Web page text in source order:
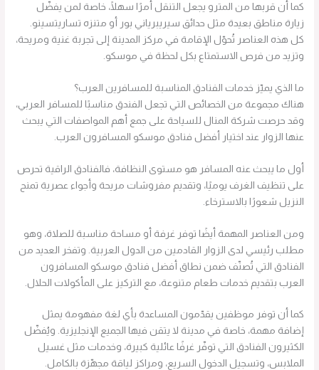
كما أن قربها من المترو يجعل التنقل أمرًا سهلًا، خاصة لمن يفضّل
زيارة مناطق بعيدة مثل حدائق سيريبرياني بور أو متنزه تساريتسينو.
كل هذه العناصر تُحوّل الإقامة في مركز المدينة إلى تجربة غنية ومريحة،
وتزيد من فرص الاستمتاع بكل لحظة في موسكو.
ما الذي يميّز خدمات الفنادق المناسبة للمسافرين العرب؟
هناك مجموعة من الخصائص التي تجعل الفندق مناسبًا للمسافر العربي،
وقد حرصت شركة المنال للسياحة على جمع أهم المواصفات التي يبحث
عنها الزوار عند اختيار أفضل فنادق موسكو المسافرون العرب.
أول ما يبحث عنه المسافر هو مستوى النظافة، فالفنادق الراقية تحرص
على تنظيف الغرف يوميًا، وتقديم مفروشات مريحة وأجواء عصرية تمنح
النزيل شعورًا بالاسترخاء.
ومن العناصر المهمة أيضًا توفر غرفة أو مساحة مناسبة للصلاة، وهو
مطلب رئيسي لدى الزوار القادمين من الدول العربية. وتفخر العديد من
الفنادق التي تُصنّف ضمن نطاق أفضل فنادق موسكو المسافرون
العرب بتقديم خدمات طعام متنوعة، مع التركيز على المأكولات الحلال.
كما أن توفر موظفين يقدّمون المساعدة بأي لغة مفهومة يمثل
إضافة مهمة، خاصة في مدينة لا يتقن فيها الجميع الإنجليزية. ويُفضّل
الكثيرون الفنادق التي توفّر غرفًا عائلية كبيرة، وخدمات مثل غسيل
الملابس، وتسجيل الدخول السريع، ومراكز لياقة مجهّزة بالكامل.